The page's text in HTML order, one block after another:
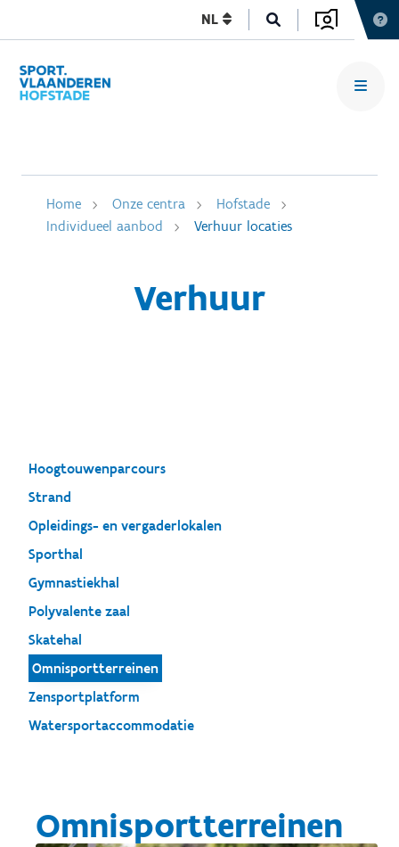
NL
Home Onze centra
Hofstade
Individueel aanbod
Verhuur locaties
Verhuur
Hoogtouwenparcours
Strand
Opleidings- en vergaderlokalen
Sporthal
Gymnastiekhal
Polyvalente zaal
Skatehal
Omnisportterreinen
Zensportplatform
Watersportaccommodatie
Omnisportterreinen